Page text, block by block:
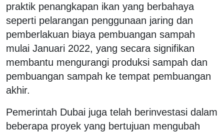
praktik penangkapan ikan yang berbahaya
seperti pelarangan penggunaan jaring dan
pemberlakuan biaya pembuangan sampah
mulai Januari 2022, yang secara signifikan
membantu mengurangi produksi sampah dan
pembuangan sampah ke tempat pembuangan
akhir.
Pemerintah Dubai juga telah berinvestasi dalam
beberapa proyek yang bertujuan mengubah